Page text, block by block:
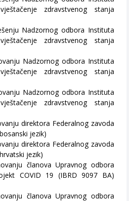
zdravstvenog stanja
Nadzornog odbora Instituta
zdravstvenog stanja
Nadzornog odbora Instituta
zdravstvenog stanja
Nadzornog odbora Instituta
zdravstvenog stanja
direktora Federalnog zavoda
jezik)
direktora Federalnog zavoda
jezik)
članova Upravnog odbora
COVID 19 (IBRD 9097 BA)
članova Upravnog odbora